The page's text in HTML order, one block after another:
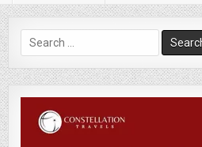
Search
for: